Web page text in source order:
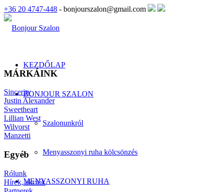
+36 20 4747-448 - bonjourszalon@gmail.com
KEZDŐLAP
BONJOUR SZALON
Szalonunkról
Menyasszonyi ruha kölcsönzés
MENYASSZONYI RUHA
MÁRKÁINK
Sincerity
Justin Alexander
Sweetheart
Lillian West
Wilvorst
Manzetti
Egyéb
Rólunk
Hírek, akciók